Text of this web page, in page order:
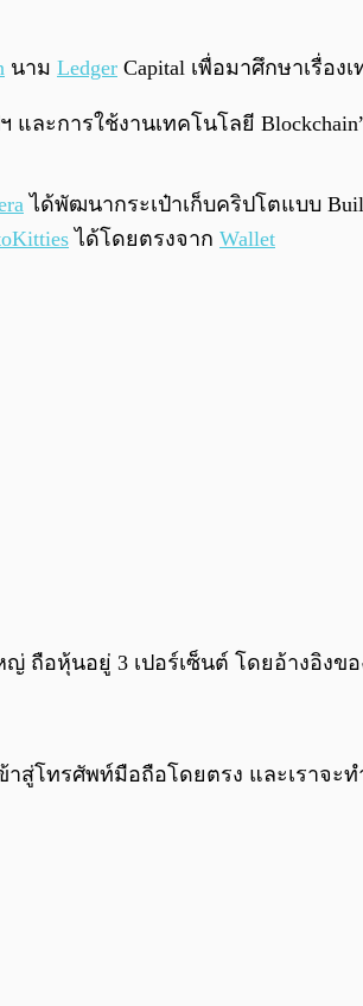
นาม Ledger Capital เพื่อมาศึกษาเรื่อง
ะการใช้งานเทคโนโลยี
ได้พัฒนากระเป๋าเก็บคริปโตแบบ
ได้โดยตรงจาก Wallet
ถือหุ้นอยู่ 3 เปอร์เซ็นต์ โดยอ้างอิงขอ
าสู่โทรศัพท์มือถือโดยตรง และเราจ